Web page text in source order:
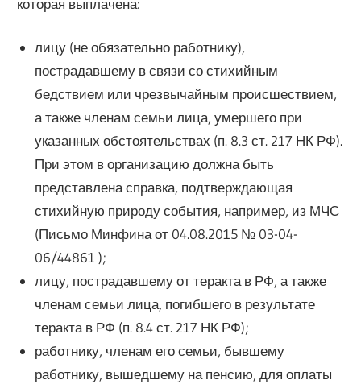
которая выплачена:
лицу (не обязательно работнику),
пострадавшему в связи со стихийным
бедствием или чрезвычайным происшествием,
а также членам семьи лица, умершего при
указанных обстоятельствах (п. 8.3 ст. 217 НК РФ).
При этом в организацию должна быть
представлена справка, подтверждающая
стихийную природу события, например, из МЧС
(Письмо Минфина от 04.08.2015 № 03-04-
06/44861 );
лицу, пострадавшему от теракта в РФ, а также
членам семьи лица, погибшего в результате
теракта в РФ (п. 8.4 ст. 217 НК РФ);
работнику, членам его семьи, бывшему
работнику, вышедшему на пенсию, для оплаты